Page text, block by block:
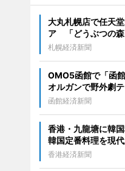
大丸札幌店で任天
ア 「どうぶつの森
札幌経済新聞
OMO5函館で「函
オルガンで野外劇
函館経済新聞
香港・九龍塘に韓
韓国定番料理を現
香港経済新聞